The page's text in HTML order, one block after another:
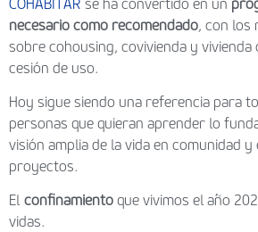
COHABITAR se ha convertido en un
necesario como recomendado, con los
sobre cohousing, covivienda y vivienda
cesión de uso.
Hoy sigue siendo una referencia para
personas que quieran aprender lo
visión amplia de la vida en comunidad
proyectos.
El confinamiento que vivimos el año
vidas.